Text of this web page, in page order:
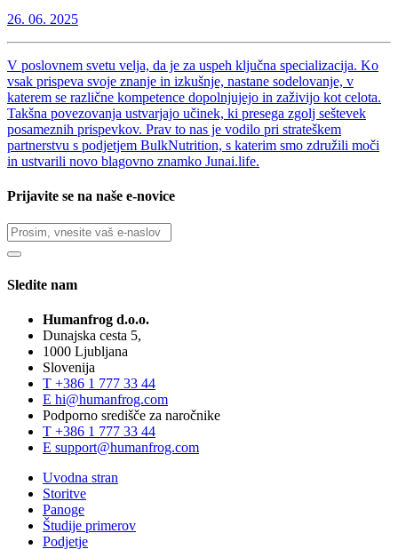
26. 06. 2025
V poslovnem svetu velja, da je za uspeh ključna specializacija. Ko
vsak prispeva svoje znanje in izkušnje, nastane sodelovanje, v
katerem se različne kompetence dopolnjujejo in zaživijo kot celota.
Takšna povezovanja ustvarjajo učinek, ki presega zgolj seštevek
posameznih prispevkov. Prav to nas je vodilo pri strateškem
partnerstvu s podjetjem BulkNutrition, s katerim smo združili moči
in ustvarili novo blagovno znamko Junai.life.
Prijavite se na naše e-novice
Sledite nam
Humanfrog d.o.o.
Dunajska cesta 5,
1000 Ljubljana
Slovenija
T +386 1 777 33 44
E hi@humanfrog.com
Podporno središče za naročnike
T +386 1 777 33 44
E support@humanfrog.com
Uvodna stran
Storitve
Panoge
Študije primerov
Podjetje